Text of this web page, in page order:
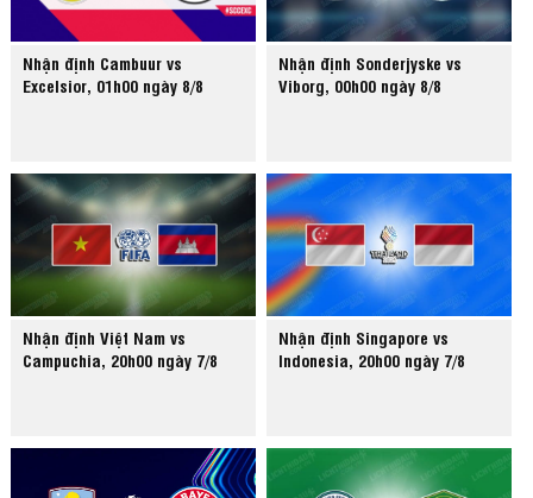
Nhận định Cambuur vs
Excelsior, 01h00 ngày 8/8
Nhận định Sonderjyske vs
Viborg, 00h00 ngày 8/8
Nhận định Việt Nam vs
Campuchia, 20h00 ngày 7/8
Nhận định Singapore vs
Indonesia, 20h00 ngày 7/8